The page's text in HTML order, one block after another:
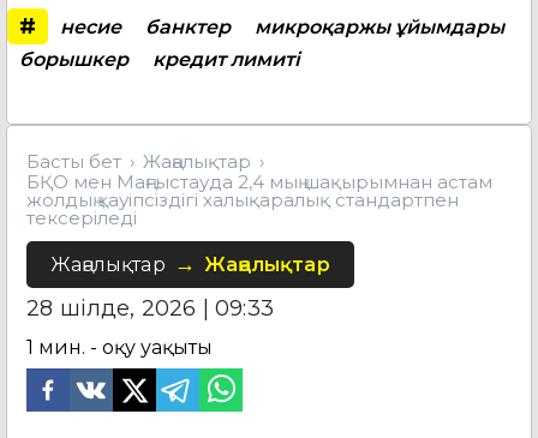
# несие банктер
микроқаржы ұйымдары
борышкер
кредит лимиті
Басты бет
Жаңалықтар
БҚО мен Маңғыстауда 2,4 мың шақырымнан астам
жолдың қауіпсіздігі халықаралық стандартпен
тексеріледі
Жаңалықтар Жаңалықтар
28 шілде, 2026 | 09:33
1 мин. - оқу уақыты